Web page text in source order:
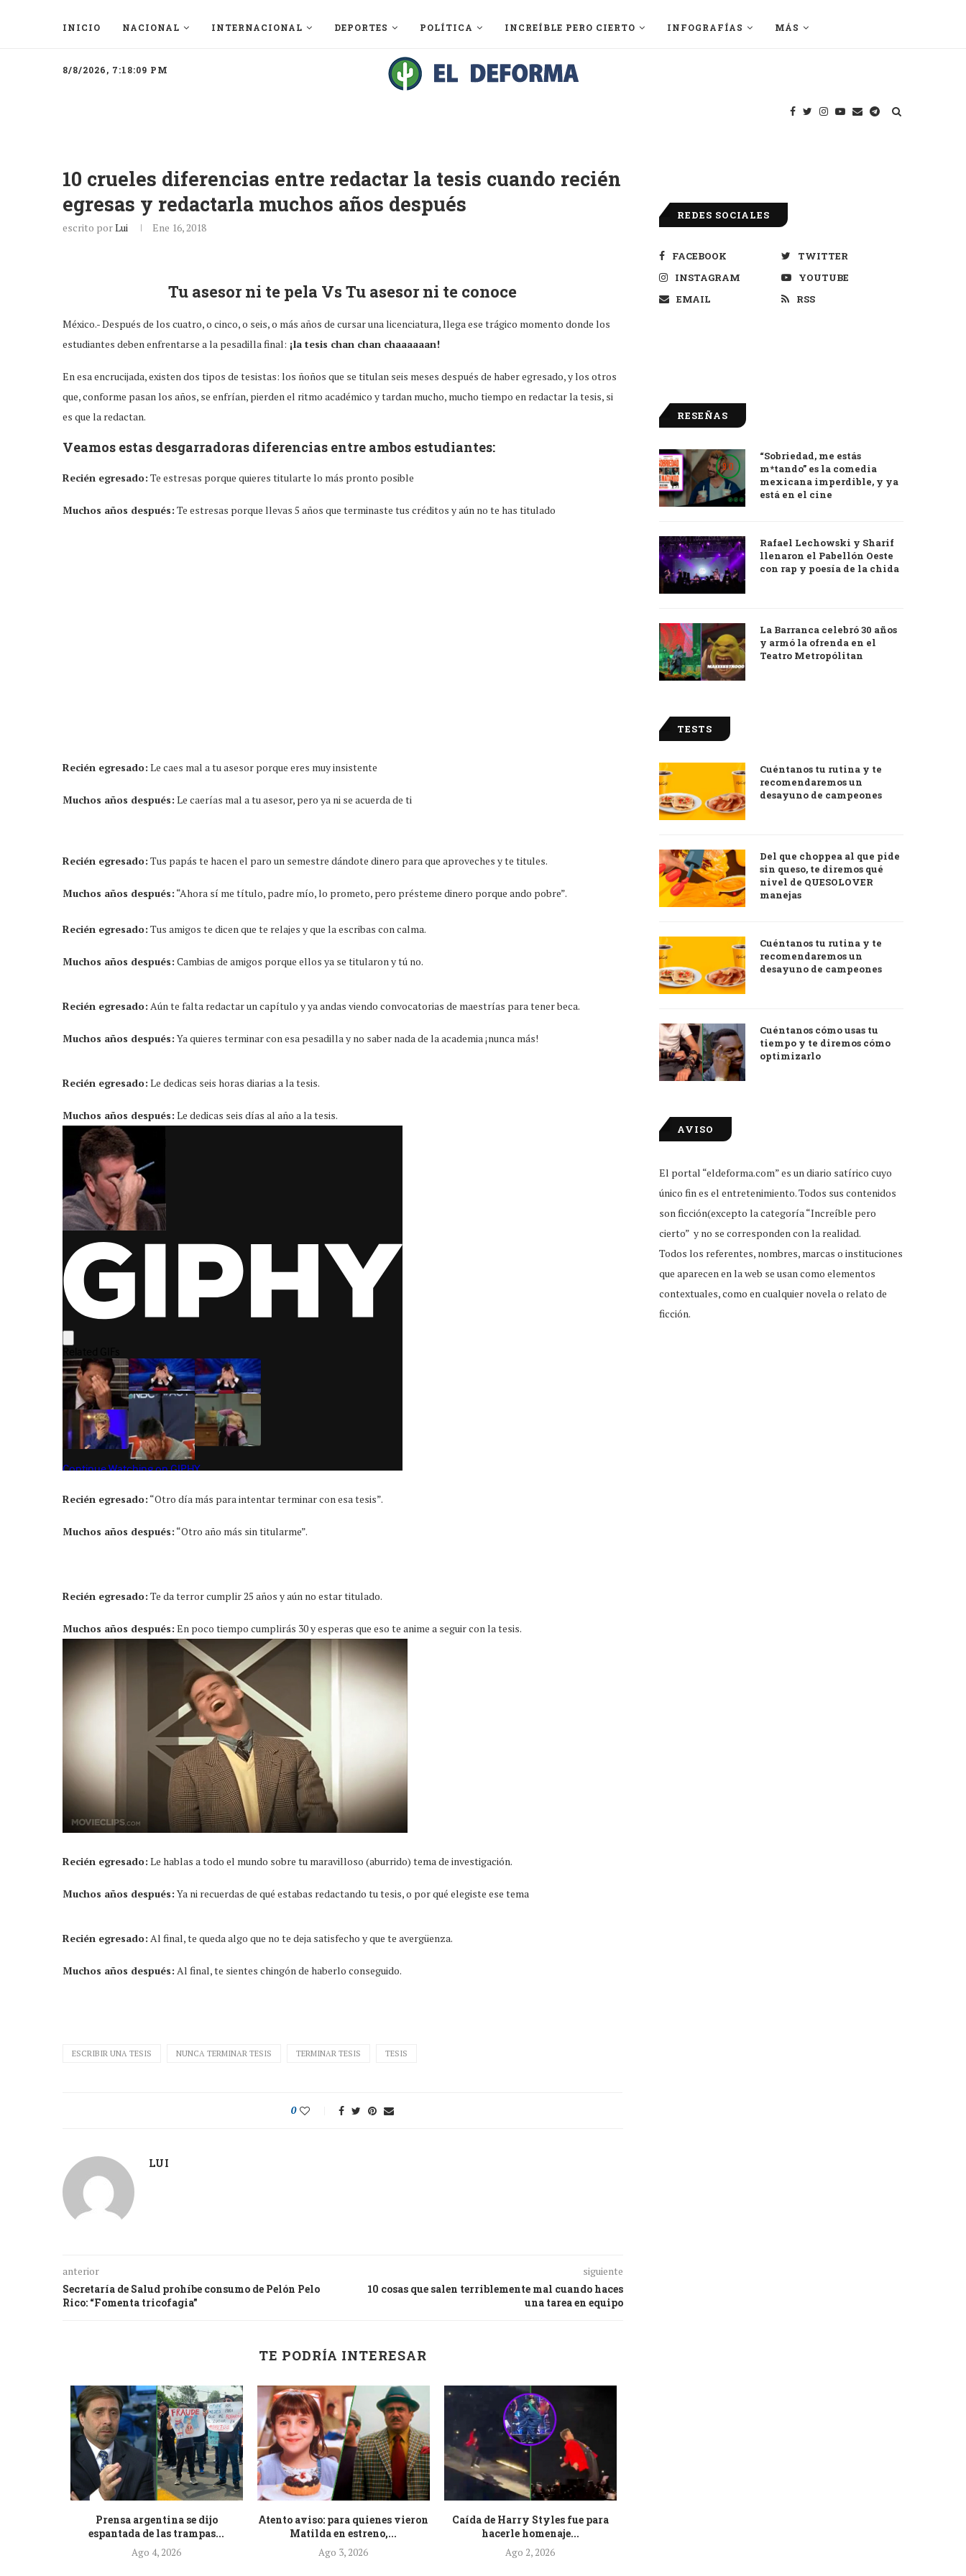
INICIO NACIONAL INTERNACIONAL DEPORTES POLÍTICA INCREÍBLE PERO CIERTO INFOGRAFÍAS MÁS
8/8/2026, 7:18:09 PM
10 crueles diferencias entre redactar la tesis cuando recién
egresas y redactarla muchos años después
escrito porLui Ene 16, 2018
Tu asesor ni te pela Vs Tu asesor ni te conoce
México.- Después de los cuatro, o cinco, o seis, o más años de cursar una licenciatura, llega ese trágico momento donde los
estudiantes deben enfrentarse a la pesadilla final: ¡la tesis chan chan chaaaaaan!
En esa encrucijada, existen dos tipos de tesistas: los ñoños que se titulan seis meses después de haber egresado, y los otros
que, conforme pasan los años, se enfrían, pierden el ritmo académico y tardan mucho, mucho tiempo en redactar la tesis, si
es que la redactan.
Veamos estas desgarradoras diferencias entre ambos estudiantes:
Recién egresado: Te estresas porque quieres titularte lo más pronto posible
Muchos años después: Te estresas porque llevas 5 años que terminaste tus créditos y aún no te has titulado
Recién egresado: Le caes mal a tu asesor porque eres muy insistente
Muchos años después: Le caerías mal a tu asesor, pero ya ni se acuerda de ti
Recién egresado: Tus papás te hacen el paro un semestre dándote dinero para que aproveches y te titules.
Muchos años después: “Ahora sí me título, padre mío, lo prometo, pero présteme dinero porque ando pobre”.
Recién egresado: Tus amigos te dicen que te relajes y que la escribas con calma.
Muchos años después: Cambias de amigos porque ellos ya se titularon y tú no.
Recién egresado: Aún te falta redactar un capítulo y ya andas viendo convocatorias de maestrías para tener beca.
Muchos años después: Ya quieres terminar con esa pesadilla y no saber nada de la academia ¡nunca más!
Recién egresado: Le dedicas seis horas diarias a la tesis.
Muchos años después: Le dedicas seis días al año a la tesis.
Recién egresado: “Otro día más para intentar terminar con esa tesis”.
Muchos años después: “Otro año más sin titularme”.
Recién egresado: Te da terror cumplir 25 años y aún no estar titulado.
Muchos años después: En poco tiempo cumplirás 30 y esperas que eso te anime a seguir con la tesis.
Recién egresado: Le hablas a todo el mundo sobre tu maravilloso (aburrido) tema de investigación.
Muchos años después: Ya ni recuerdas de qué estabas redactando tu tesis, o por qué elegiste ese tema
Recién egresado: Al final, te queda algo que no te deja satisfecho y que te avergüenza.
Muchos años después: Al final, te sientes chingón de haberlo conseguido.
ESCRIBIR UNA TESIS NUNCA TERMINAR TESIS TERMINAR TESIS TESIS
0
LUI
anterior
Secretaría de Salud prohíbe consumo de Pelón Pelo
Rico: “Fomenta tricofagia”
siguiente
10 cosas que salen terriblemente mal cuando haces
una tarea en equipo
TE PODRÍA INTERESAR
Prensa argentina se dijo
espantada de las trampas...
Ago 4, 2026
Atento aviso: para quienes vieron
Matilda en estreno,...
Ago 3, 2026
Caída de Harry Styles fue para
hacerle homenaje...
Ago 2, 2026
REDES SOCIALES
FACEBOOK
TWITTER
INSTAGRAM
YOUTUBE
EMAIL
RSS
RESEÑAS
9.0
“Sobriedad, me estás
m*tando” es la comedia
mexicana imperdible, y ya
está en el cine
Rafael Lechowski y Sharif
llenaron el Pabellón Oeste
con rap y poesía de la chida
La Barranca celebró 30 años
y armó la ofrenda en el
Teatro Metropólitan
TESTS
Cuéntanos tu rutina y te
recomendaremos un
desayuno de campeones
Del que choppea al que pide
sin queso, te diremos qué
nivel de QUESOLOVER
manejas
Cuéntanos tu rutina y te
recomendaremos un
desayuno de campeones
Cuéntanos cómo usas tu
tiempo y te diremos cómo
optimizarlo
AVISO
El portal “eldeforma.com” es un diario satírico cuyo
único fin es el entretenimiento. Todos sus contenidos
son ficción(excepto la categoría “Increíble pero
cierto” y no se corresponden con la realidad.
Todos los referentes, nombres, marcas o instituciones
que aparecen en la web se usan como elementos
contextuales, como en cualquier novela o relato de
ficción.